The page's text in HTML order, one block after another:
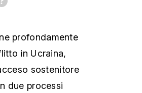
profondamente
in Ucraina,
sostenitore
due processi